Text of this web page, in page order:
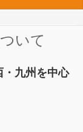
いて
九州を中心